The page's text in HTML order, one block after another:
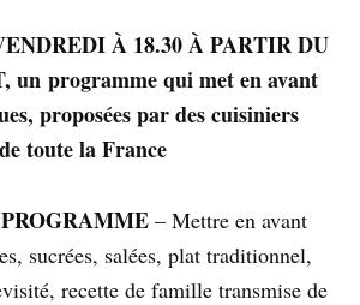
À 18.30 À PARTIR DU
un programme qui met en avant
proposées par des cuisiniers
toute la France
– Mettre en avant
sucrées, salées, plat traditionnel,
recette de famille transmise de